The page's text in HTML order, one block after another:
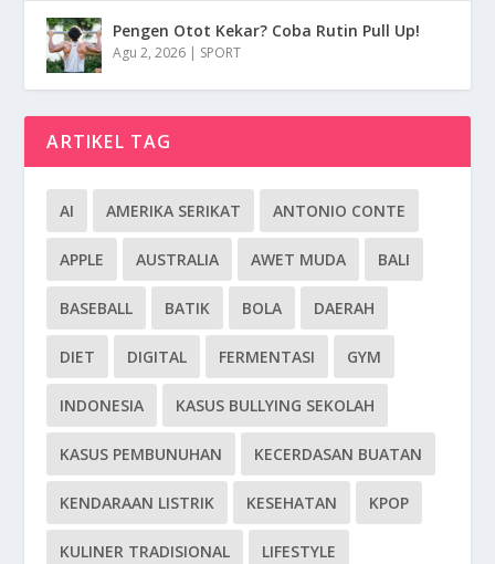
Pengen Otot Kekar? Coba Rutin Pull Up!
Agu 2, 2026 | SPORT
ARTIKEL TAG
AI AMERIKA SERIKAT ANTONIO CONTE
APPLE AUSTRALIA AWET MUDA BALI
BASEBALL BATIK BOLA DAERAH
DIET DIGITAL FERMENTASI GYM
INDONESIA KASUS BULLYING SEKOLAH
KASUS PEMBUNUHAN KECERDASAN BUATAN
KENDARAAN LISTRIK KESEHATAN KPOP
KULINER TRADISIONAL LIFESTYLE